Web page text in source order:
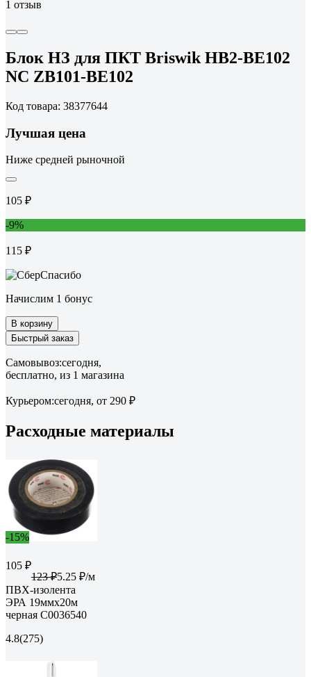
1 отзыв
Блок НЗ для ПКТ Briswik HB2-BE102
NC ZB101-BE102
Код товара: 38377644
Лучшая цена
Ниже средней рыночной
105 ₽
-9%
115 ₽
Начислим 1 бонус
В корзину
Быстрый заказ
Самовывоз:сегодня,
бесплатно, из 1 магазина
Курьером:сегодня, от 290 ₽
Расходные материалы
-15%
105 ₽
123 ₽5.25 ₽/м
ПВХ-изолента
ЭРА 19ммх20м
черная C0036540
4.8(275)